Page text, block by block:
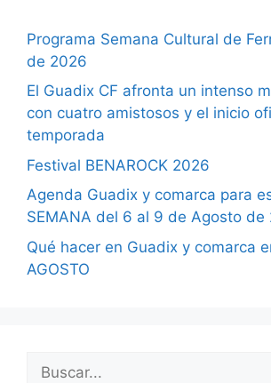
Programa Semana Cultural de
de 2026
El Guadix CF afronta un intenso
con cuatro amistosos y el inicio
temporada
Festival BENAROCK 2026
Agenda Guadix y comarca para
SEMANA del 6 al 9 de Agosto de
Qué hacer en Guadix y comarca
AGOSTO